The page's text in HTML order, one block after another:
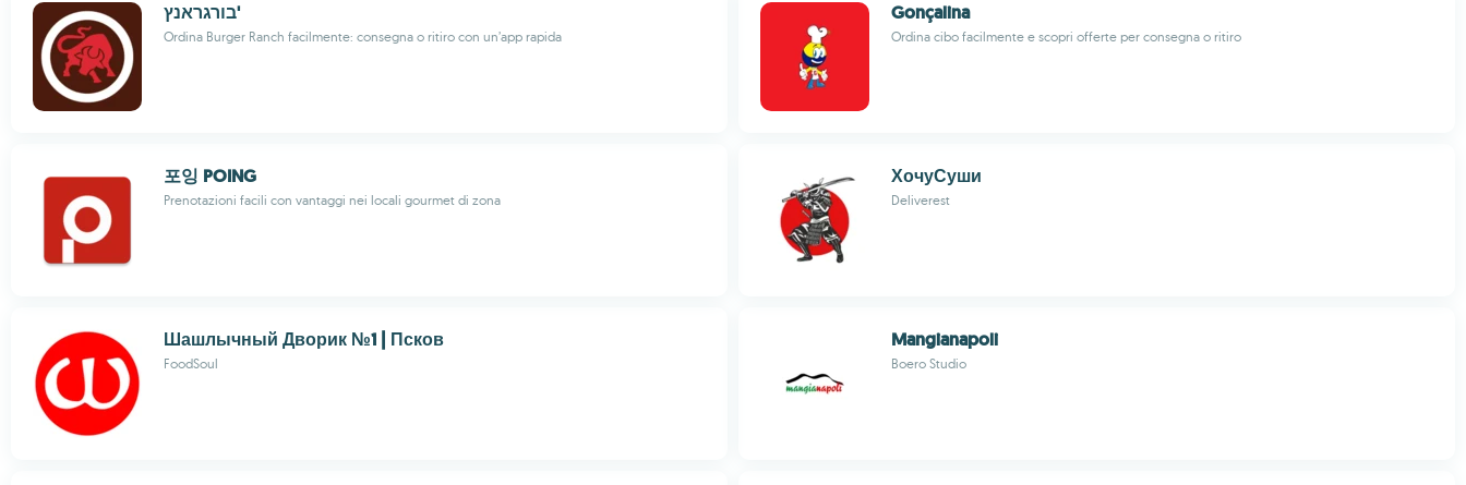
בורגראנץ'
Ordina Burger Ranch facilmente: consegna o ritiro con un’app rapida
Gonçalina
Ordina cibo facilmente e scopri offerte per consegna o ritiro
포잉 POING
Prenotazioni facili con vantaggi nei locali gourmet di zona
ХочуСуши
Deliverest
Шашлычный Дворик №1 | Псков
FoodSoul
Mangianapoli
Boero Studio